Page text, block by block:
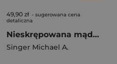
49,90 zł - sugerowana cena
detaliczna
Nieskrępowana mądrość
Singer Michael A.